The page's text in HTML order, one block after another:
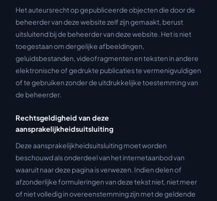
Het auteursrecht op gepubliceerde objecten die door de
beheerder van deze website zelf zijn gemaakt, berust
uitsluitend bij de beheerder van deze website. Het is niet
toegestaan om dergelijke afbeeldingen,
geluidsbestanden, videofragmenten en teksten in andere
elektronische of gedrukte publicaties te vermenigvuldigen
of te gebruiken zonder de uitdrukkelijke toestemming van
de beheerder.
Rechtsgeldigheid van deze
aansprakelijkheidsuitsluiting
Deze aansprakelijkheidsuitsluiting moet worden
beschouwd als onderdeel van het internetaanbod van
waaruit naar deze pagina is verwezen. Indien delen of
afzonderlijke formuleringen van deze tekst niet, niet meer
of niet volledig in overeenstemming zijn met de geldende